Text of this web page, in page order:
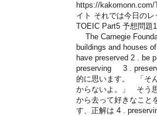
https://
イト それでは今日の
TOEIC Part5 予想問題
The Carnegie
buildings and houses
have preserved 2 . be
preserving 3 .
的に思います。 「そ
からないよ。」 そう
から去って好きなこと
す、正解は 4 .